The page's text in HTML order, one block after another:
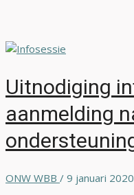
Uitnodiging
aanmelding
ONW WBB / 9 januari 2020